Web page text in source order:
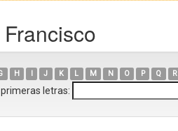
H I J K L M N O P Q R
letras: